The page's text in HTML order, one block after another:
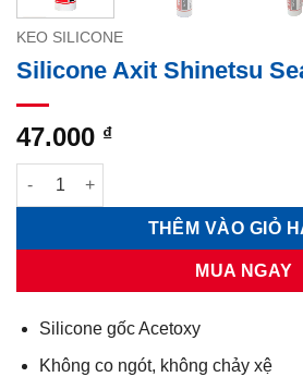
KEO SILICONE
Silicone Axit Shinetsu
47.000 ₫
Silicone Axit Shinetsu Sealant-AA số
THÊM VÀO GIỎ
MUA NGAY
Silicone gốc Acetoxy
Không co ngót, không chảy xệ